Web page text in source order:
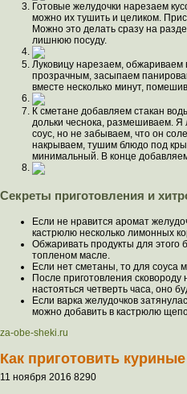
Готовые желудочки нарезаем
можно их тушить и целиком.
Можно это делать сразу на
лишнюю посуду.
Луковицу нарезаем, обжариваем
прозрачным, засыпаем
вместе несколько минут,
К сметане добавляем стакан
дольки чеснока, размешиваем. Я
соус, но не забываем, что он
накрываем, тушим блюдо под
минимальный. В конце
Секреты приготовления и
Если не нравится аромат
кастрюлю несколько лимонных
Обжаривать продукты для этого
топленом масле.
Если нет сметаны, то для соуса
После приготовления
настояться четверть часа, оно
Если варка желудочков
можно добавить в кастрюлю
za-obe-sheki.ru
Как приготовить
11 ноября 2016 8290